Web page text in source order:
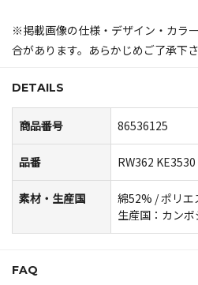
※掲載画像の仕様・デザイン・カラ
合があります。あらかじめご了承下さ
DETAILS
商品番号 86536125
品番 RW362 KE3530
素材・生産国
綿52% / ポリエ
生産国：カンボ
FAQ